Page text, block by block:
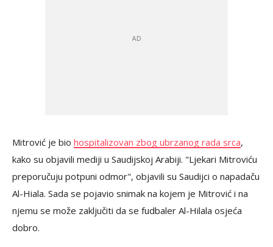
Mitrović je bio hospitalizovan zbog ubrzanog rada srca,
kako su objavili mediji u Saudijskoj Arabiji. "Ljekari Mitroviću
preporučuju potpuni odmor", objavili su Saudijci o napadaču
Al-Hiala. Sada se pojavio snimak na kojem je Mitrović i na
njemu se može zaključiti da se fudbaler Al-Hilala osjeća
dobro.